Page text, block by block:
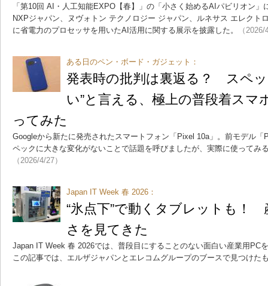
「第10回 AI・人工知能EXPO【春】」の「小さく始めるAIパビリオン
NXPジャパン、ヌヴォトン テクノロジー ジャパン、ルネサス エレクト
に省電力のプロセッサを用いたAI活用に関する展示を披露した。
（
ある日のペン・ボード・ガジェット：
発表時の批判は裏返る？ スペッ
い”と言える、極上の普段着スマ
ってみた
Googleから新たに発売されたスマートフォン「Pixel 10a」。前モデル
ペックに大きな変化がないことで話題を呼びましたが、実際に使ってみ
（2026/4/27）
Japan IT Week 春 2026：
“氷点下”で動くタブレットも！
さを見てきた
Japan IT Week 春 2026では、普段目にすることのない面白い産業用PC
この記事では、エルザジャパンとエレコムグループのブースで見つけた